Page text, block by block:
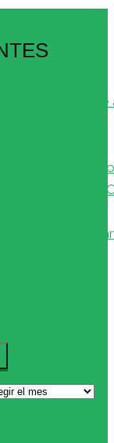
actuales de
de Toledo
floral» de
Málaga